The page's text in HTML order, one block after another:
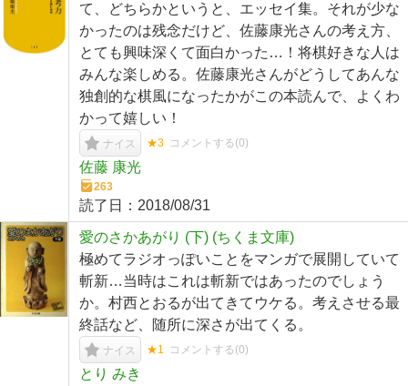
て、どちらかというと、エッセイ集。それが少な
かったのは残念だけど、佐藤康光さんの考え方、
とても興味深くて面白かった…！将棋好きな人は
みんな楽しめる。佐藤康光さんがどうしてあんな
独創的な棋風になったかがこの本読んで、よくわ
かって嬉しい！
ナイス ★3 コメントする(0)
佐藤 康光
263
読了日： 2018/08/31
愛のさかあがり (下) (ちくま文庫)
極めてラジオっぽいことをマンガで展開していて
斬新…当時はこれは斬新ではあったのでしょう
か。村西とおるが出てきてウケる。考えさせる最
終話など、随所に深さが出てくる。
ナイス ★1 コメントする(0)
とり みき